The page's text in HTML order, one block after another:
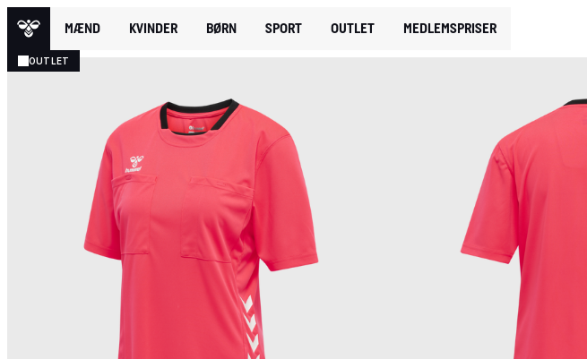
MÆND KVINDER BØRN SPORT OUTLET MEDLEMSPRISER
OUTLET